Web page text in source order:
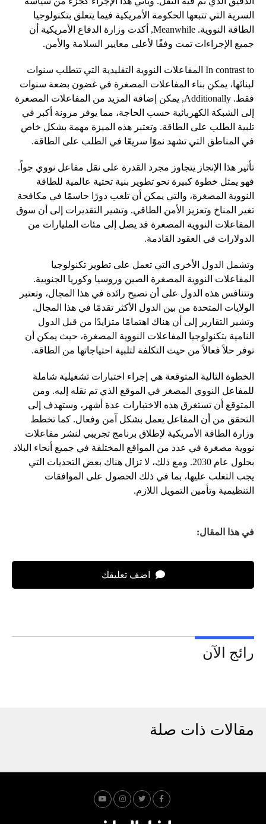
السرية التي تتبعها الحكومة الأمريكية فيما يتعلق بتكنولوجيا
الطاقة النووية. Meanwhile, أكدت وزارة الدفاع الأمريكية أن
جميع الإجراءات تمت وفقًا لأعلى معايير السلامة والأمن.
In contrast to المفاعلات النووية التقليدية التي تتطلب سنوات
لبنائها، يمكن بناء المفاعلات المصغرة في غضون بضعة سنوات
فقط. Additionally, يمكن إضافة المزيد من المفاعلات المصغرة
إلى الشبكة الكهربائية حسب الحاجة، مما يوفر مرونة أكبر في
تلبية الطلب على الطاقة. وتعتبر هذه الميزة مهمة بشكل خاص
في المناطق التي تشهد نموًا سريعًا في الطلب على الطاقة.
تأثير هذا الإنجاز يتجاوز مجرد القدرة على نقل مفاعل نووي جواً.
فهو يمثل خطوة كبيرة نحو تطوير بنية تحتية عالمية للطاقة
النووية المصغرة، والتي يمكن أن تلعب دورًا حاسمًا في مكافحة
تغير المناخ وتعزيز الأمن الطاقي. وتشير التقديرات إلى أن سوق
المفاعلات النووية المصغرة قد يصل إلى مئات المليارات من
الدولارات في العقود القادمة.
وتشمل الدول الأخرى التي تعمل على تطوير تكنولوجيا
المفاعلات النووية المصغرة الصين وروسيا وكوريا الجنوبية.
وتتنافس هذه الدول على أن تصبح رائدة في هذا المجال، وتعتبر
الولايات المتحدة من بين الدول الأكثر تقدمًا في هذا المجال.
وتشير التقارير إلى أن هناك اهتمامًا متزايدًا من قبل الدول
النامية بتكنولوجيا المفاعلات النووية المصغرة، حيث يمكن أن
توفر حلاً فعالاً من حيث التكلفة لتلبية احتياجاتها من الطاقة.
الخطوة التالية المتوقعة هي إجراء اختبارات تشغيلية شاملة
للمفاعل النووي المصغر في الموقع الذي تم نقله إليه. ومن
المتوقع أن تستغرق هذه الاختبارات عدة أشهر، وستهدف إلى
التحقق من أن المفاعل يعمل بشكل آمن وفعال. كما تخطط
وزارة الطاقة الأمريكية لإطلاق برنامج تجريبي لنشر مفاعلات
نووية مصغرة في عدد من المواقع المختلفة في جميع أنحاء البلاد
بحلول عام 2030. ومع ذلك، لا تزال هناك بعض التحديات التي
يجب التغلب عليها، بما في ذلك الحصول على الموافقات
التنظيمية وتأمين التمويل اللازم.
في هذا المقال:
اضف تعليقك
رائج الآن
مقالات ذات صلة